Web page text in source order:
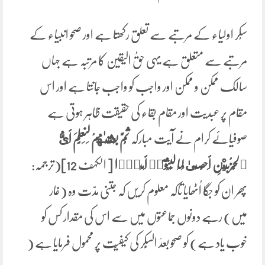
سُکر اولیاء کے مرتبے سے تعلق رکھتا ہے اور صحو انبیاء کے
مرتبے سے متعلق ہے یہی حقُ الیقین کا مرتبہ ہے جہاں
سالک ممکن و ممکن اور واجب کو واجب جانتا ہے اور اس
مقام پر عبدیت اور مقام بقاء کی حقیقت ظاہر ہوتی ہے
صوفیائے کرام نے آیت مبارکہ ثُمَّ بَعَثْنَـٰهُمْ لِنَعْلَمَ أَىُّ
ٱلْحِزْبَيْنِ أَحْصَىٰ لِمَا لَبِثُوٓا۟ أَمَدًۭا [ الکہف 12](ترجمہ:
پھر ان کو جگا اُٹھایا تاکہ معلوم کریں کہ جتنی مدّت وہ (غار
میں) رہے دونوں جماعتوں میں سے اس کی مقدار کس کو
خوب یاد ہے) کو صحو بعدَ السُّکر کی کیفیّت پر محمول فرمایا ہے (